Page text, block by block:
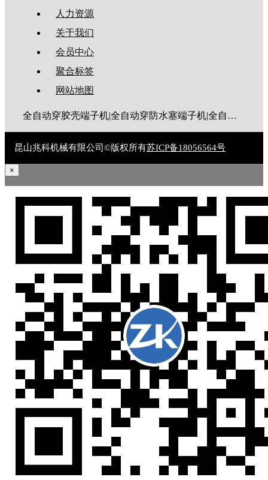
人力资源
关于我们
会员中心
聚合标签
网站地图
全自动穿胶壳端子机|全自动穿防水塞端子机|全自动穿热缩管端子机|全自动穿护套端子机|全自动穿号码管端子机|全自动端子机|全自动穿防水栓端子机|端子压着机|端子压接机|静音端子机|多芯线端子机|护套线端子机|全自动排线端子机|新能源大平方压接机|电脑剥线机|自动剥线机|裁线机|剥线机
昆山兆科机械有限公司©版权所有苏ICP备18056564号
×